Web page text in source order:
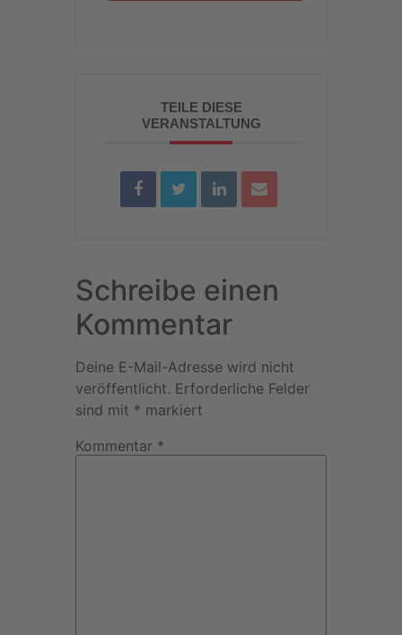
TEILE DIESE
VERANSTALTUNG
Schreibe einen
Kommentar
Deine E-Mail-Adresse wird nicht
veröffentlicht. Erforderliche Felder
sind mit * markiert
Kommentar *